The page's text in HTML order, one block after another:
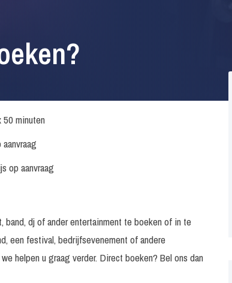
50 minuten
aanvraag
op aanvraag
dj of ander entertainment te boeken of in te
een festival, bedrijfsevenement of andere
helpen u graag verder. Direct boeken? Bel ons dan